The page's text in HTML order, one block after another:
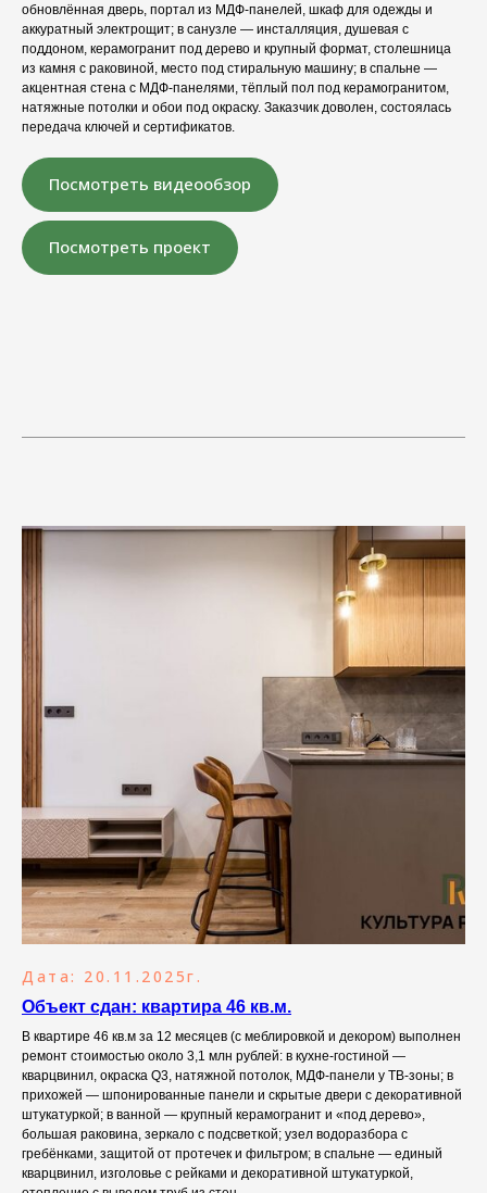
обновлённая дверь, портал из МДФ-панелей, шкаф для одежды и
аккуратный электрощит; в санузле — инсталляция, душевая с
поддоном, керамогранит под дерево и крупный формат, столешница
из камня с раковиной, место под стиральную машину; в спальне —
акцентная стена с МДФ-панелями, тёплый пол под керамогранитом,
натяжные потолки и обои под окраску. Заказчик доволен, состоялась
передача ключей и сертификатов.
Посмотреть видеообзор
Посмотреть проект
Дата: 20.11.2025г.
Объект сдан: квартира 46 кв.м.
В квартире 46 кв.м за 12 месяцев (с меблировкой и декором) выполнен
ремонт стоимостью около 3,1 млн рублей: в кухне-гостиной —
кварцвинил, окраска Q3, натяжной потолок, МДФ-панели у ТВ-зоны; в
прихожей — шпонированные панели и скрытые двери с декоративной
штукатуркой; в ванной — крупный керамогранит и «под дерево»,
большая раковина, зеркало с подсветкой; узел водоразбора с
гребёнками, защитой от протечек и фильтром; в спальне — единый
кварцвинил, изголовье с рейками и декоративной штукатуркой,